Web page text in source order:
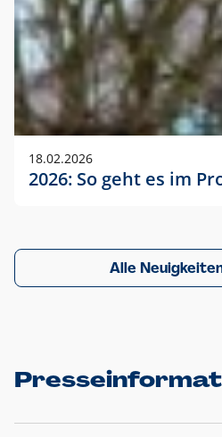
18.02.2026
2026: So geht es im
Alle